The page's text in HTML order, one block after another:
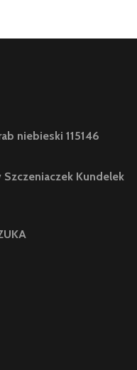
niebieski 115146
Kundelek